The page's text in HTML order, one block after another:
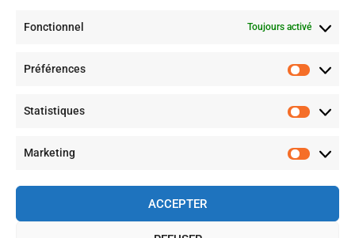
Fonctionnel Toujours activé
Préférences
Statistiques
Marketing
ACCEPTER
Contactez-nous
Politique de livraison